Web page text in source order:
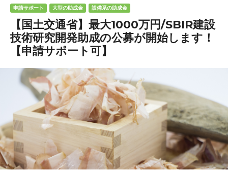
申請サポート 大型の助成金 設備系の助成金
【国土交通省】最大1000万円/SBIR建設
技術研究開発助成の公募が開始します！
【申請サポート可】